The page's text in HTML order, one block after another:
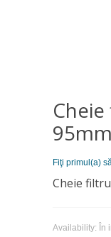
Fiţi primul(a)
Cheie
Availability: În